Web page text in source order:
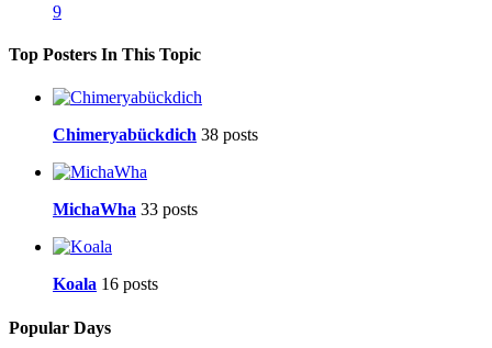
9
Top Posters In This Topic
Chimeryabückdich 38 posts
MichaWha 33 posts
Koala 16 posts
Popular Days